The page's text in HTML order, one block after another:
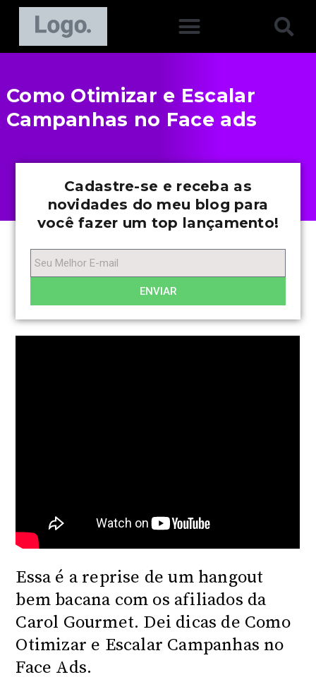
Como Otimizar e Escalar
Campanhas no Face ads
Cadastre-se e receba as
novidades do meu blog para
você fazer um top lançamento!
ENVIAR
Essa é a reprise de um hangout
bem bacana com os afiliados da
Carol Gourmet. Dei dicas de Como
Otimizar e Escalar Campanhas no
Face Ads.